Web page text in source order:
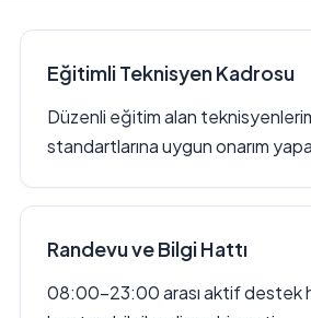
Eğitimli Teknisyen Kadrosu
Düzenli eğitim alan
standartlarına uygun onarım
Randevu ve Bilgi Hattı
08:00–23:00 arası aktif destek